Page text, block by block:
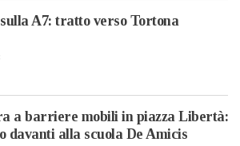
A7: tratto verso Tortona
a barriere mobili in piazza Libertà:
davanti alla scuola De Amicis